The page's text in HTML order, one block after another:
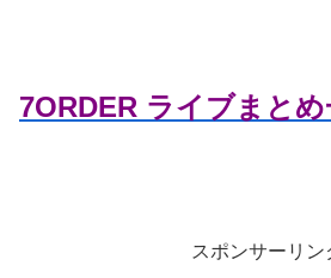
7ORDER ライブまと
スポンサーリン